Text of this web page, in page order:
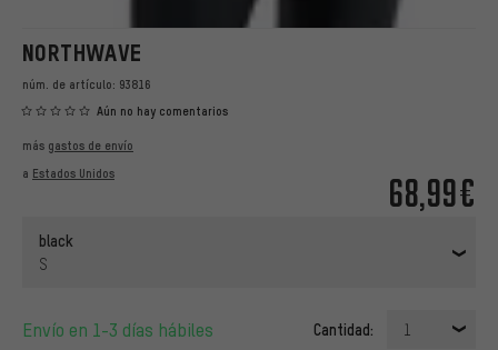
NORTHWAVE
núm. de artículo: 93816
Aún no hay comentarios
68,99€
más gastos de envío
a Estados Unidos
black
S
Envío en 1-3 días hábiles Cantidad: 1